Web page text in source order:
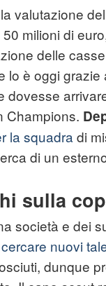
valutazione
milioni di
delle
lo è oggi grazie
dovesse
Champions.
la squadra di
di un
sulla
società e dei
cercare nuovi
dunque